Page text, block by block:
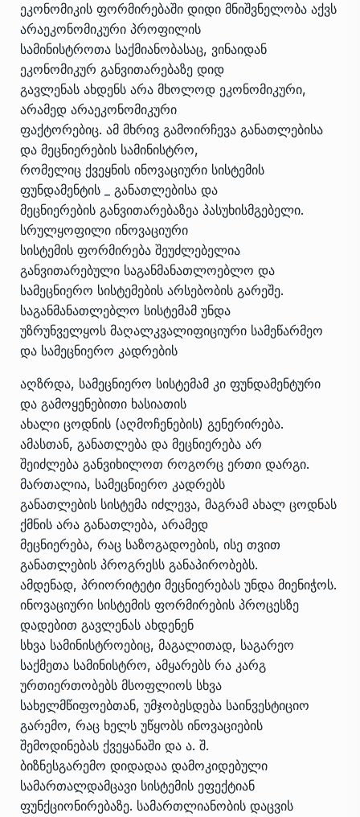
ეკონომიკის ფორმირებაში დიდი მნიშვნელობა აქვს
არაეკონომიკური პროფილის
სამინისტროთა საქმიანობასაც, ვინაიდან
ეკონომიკურ განვითარებაზე დიდ
გავლენას ახდენს არა მხოლოდ ეკონომიკური,
არამედ არაეკონომიკური
ფაქტორებიც. ამ მხრივ გამოირჩევა განათლებისა
და მეცნიერების სამინისტრო,
რომელიც ქვეყნის ინოვაციური სისტემის
ფუნდამენტის _ განათლებისა და
მეცნიერების განვითარებაზეა პასუხისმგებელი.
სრულყოფილი ინოვაციური
სისტემის ფორმირება შეუძლებელია
განვითარებული საგანმანათლოებლო და
სამეცნიერო სისტემების არსებობის გარეშე.
საგანმანათლებლო სისტემამ უნდა
უზრუნველყოს მაღალკვალიფიციური სამეწარმეო
და სამეცნიერო კადრების
აღზრდა, სამეცნიერო სისტემამ კი ფუნდამენტური
და გამოყენებითი ხასიათის
ახალი ცოდნის (აღმოჩენების) გენერირება.
ამასთან, განათლება და მეცნიერება არ
შეიძლება განვიხილოთ როგორც ერთი დარგი.
მართალია, სამეცნიერო კადრებს
განათლების სისტემა იძლევა, მაგრამ ახალ ცოდნას
ქმნის არა განათლება, არამედ
მეცნიერება, რაც საზოგადოების, ისე თვით
განათლების პროგრესს განაპირობებს.
ამდენად, პრიორიტეტი მეცნიერებას უნდა მიენიჭოს.
ინოვაციური სისტემის ფორმირების პროცესზე
დადებით გავლენას ახდენენ
სხვა სამინისტროებიც, მაგალითად, საგარეო
საქმეთა სამინისტრო, ამყარებს რა კარგ
ურთიერთობებს მსოფლიოს სხვა
სახელმწიფოებთან, უმჯობესდება საინვესტიციო
გარემო, რაც ხელს უწყობს ინოვაციების
შემოდინებას ქვეყანაში და ა. შ.
ბიზნესგარემო დიდადაა დამოკიდებული
სამართალდამცავი სისტემის ეფექტიან
ფუნქციონირებაზე. სამართლიანობის დაცვის